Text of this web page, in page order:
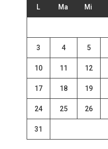
L Ma Mi
3 4 5
10 11 12
17 18 19
24 25 26
31